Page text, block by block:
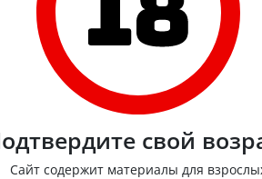
свой
Сайт содержит материалы для
жизнь и попробовать в постели
предлагает купить
больше размер заказа, тем меньше
которые позволяют